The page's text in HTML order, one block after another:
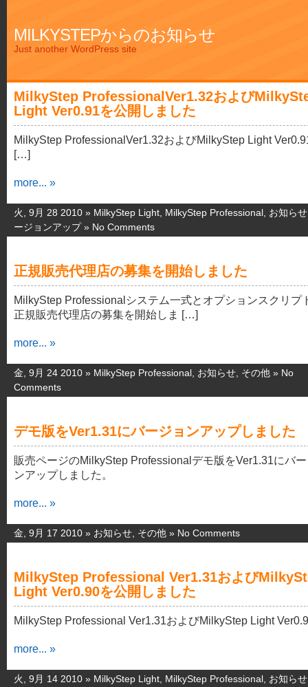
MILKYSTEPからのお知らせ
Just another WordPress site
MilkyStep ProfessionalVer1.32および
Light Ver0.91を公開しました
MilkyStep ProfessionalVer1.32およびMilkyStep Light
[…]
more... »
火, 9月 28 2010 » MilkyStep Light MilkyStep Professional お知らせ
ージョンアップ» No Comments
正規販売代理店の募集を開始しました
MilkyStep Professionalシステム一式とオプションスクリプ
正規販売代理店の募集を開始しま […]
more... »
金, 9月 24 2010 » MilkyStep Professional お知らせ その他 » No
Comments
デモ版をVer1.31にバージョンアップしました
販売ページのMilkyStep Professionalデモ版をVer1.31にバ
ンアップしました。
more... »
金, 9月 17 2010 » お知らせ その他 » No Comments
MilkyStep Professional Ver1.31および
Light Ver0.90を公開しました
MilkyStep Professional Ver1.31およびMilkyStep Light
more... »
火, 9月 14 2010 » MilkyStep Light MilkyStep Professional お知らせ